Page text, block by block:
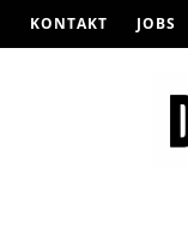
KONTAKT JOBS